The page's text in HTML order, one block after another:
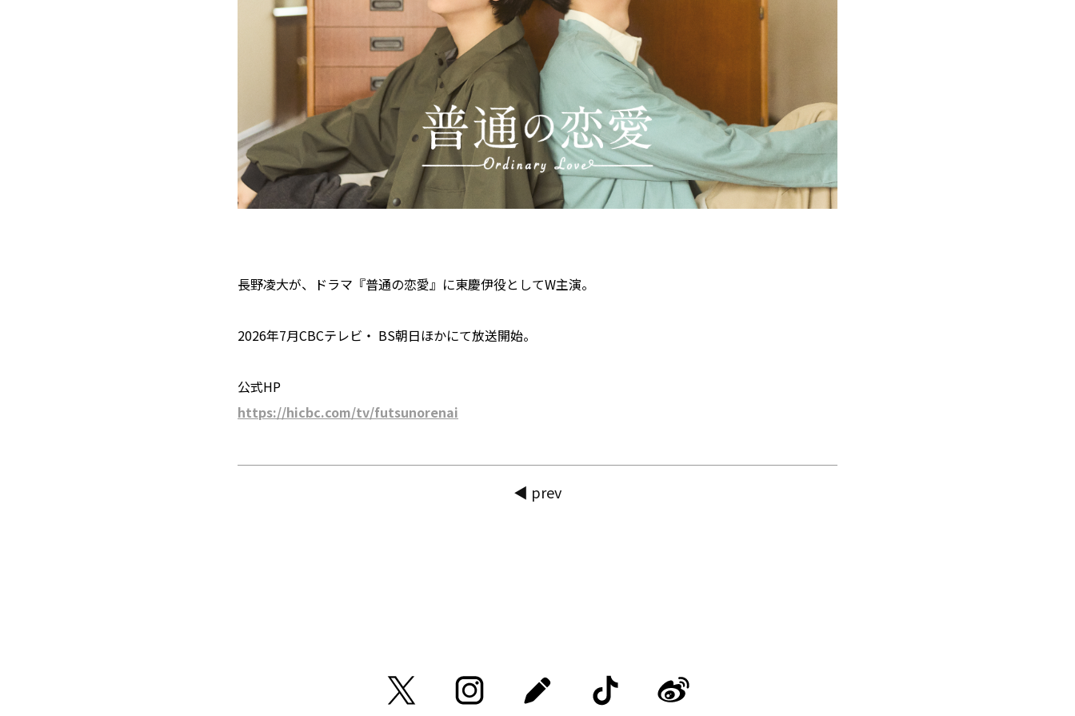
長野凌大が、ドラマ『普通の恋愛』に東慶伊役としてW主演。
2026年7月CBCテレビ・ BS朝日ほかにて放送開始。
公式HP
https://hicbc.com/tv/futsunorenai
◀ prev